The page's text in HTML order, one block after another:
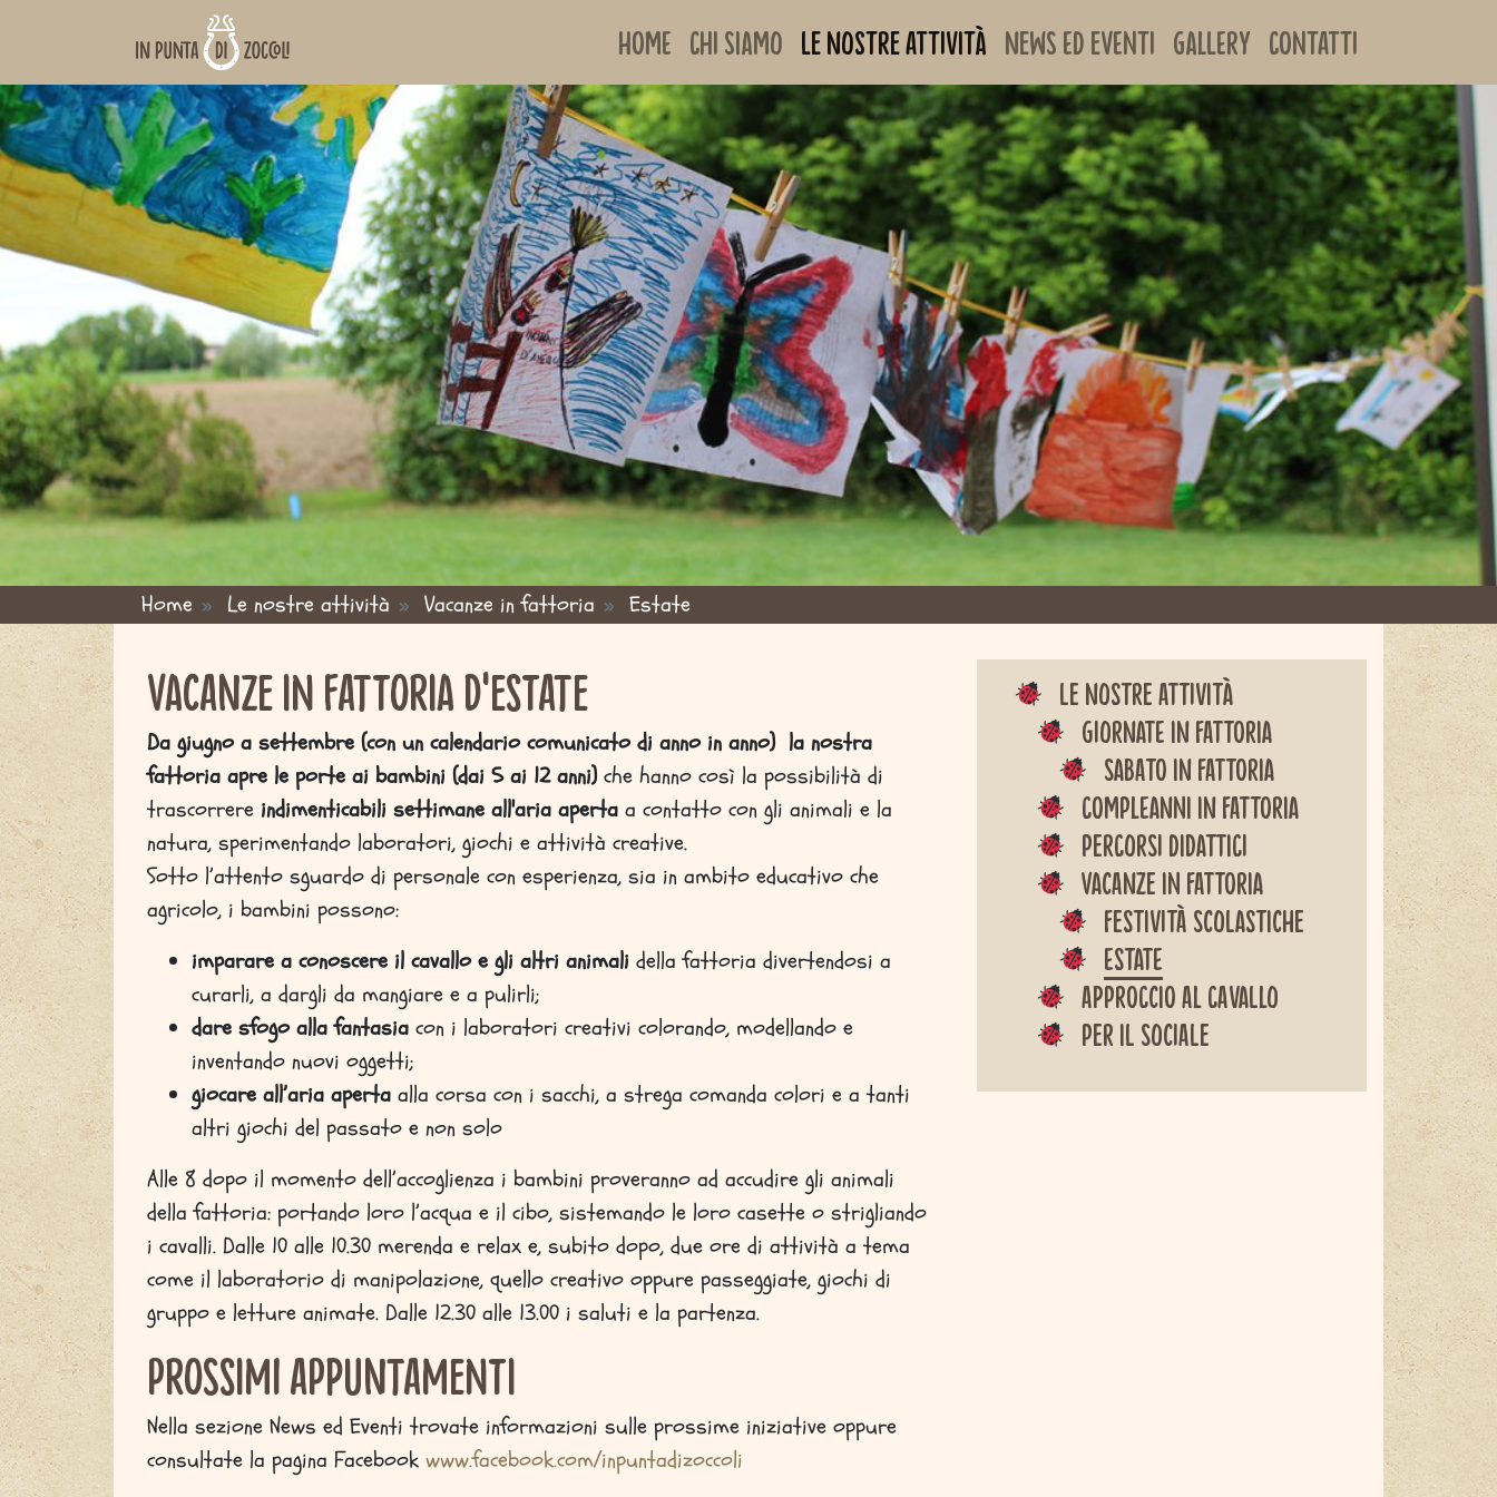
www.inpuntadizoccoli.it Home Chi siamo Le nostre attività News ed Eventi Gallery Contatti
are here Home Le nostre attività Vacanze in fattoria Estate
Vacanze in fattoria d'estate
Da giugno a settembre (con un calendario comunicato di anno in anno) la nostra
fattoria apre le porte ai bambini (dai 5 ai 12 anni) che hanno così la possibilità di
trascorrere indimenticabili settimane all'aria aperta a contatto con gli animali e la
natura, sperimentando laboratori, giochi e attività creative.
Sotto l’attento sguardo di personale con esperienza, sia in ambito educativo che
agricolo, i bambini possono:
imparare a conoscere il cavallo e gli altri animali della fattoria divertendosi a
curarli, a dargli da mangiare e a pulirli;
dare sfogo alla fantasia con i laboratori creativi colorando, modellando e
inventando nuovi oggetti;
giocare all’aria aperta alla corsa con i sacchi, a strega comanda colori e a tanti
altri giochi del passato e non solo
Alle 8 dopo il momento dell’accoglienza i bambini proveranno ad accudire gli animali
della fattoria: portando loro l’acqua e il cibo, sistemando le loro casette o strigliando
i cavalli. Dalle 10 alle 10.30 merenda e relax e, subito dopo, due ore di attività a tema
come il laboratorio di manipolazione, quello creativo oppure passeggiate, giochi di
gruppo e letture animate. Dalle 12.30 alle 13.00 i saluti e la partenza.
Prossimi appuntamenti
Nella sezione News ed Eventi trovate informazioni sulle prossime iniziative oppure
consultate la pagina Facebook www.facebook.com/inpuntadizoccoli
Le nostre attività
Giornate in fattoria
Sabato in fattoria
Compleanni in fattoria
Percorsi didattici
Vacanze in fattoria
Festività scolastiche
Estate
Approccio al cavallo
Per il sociale